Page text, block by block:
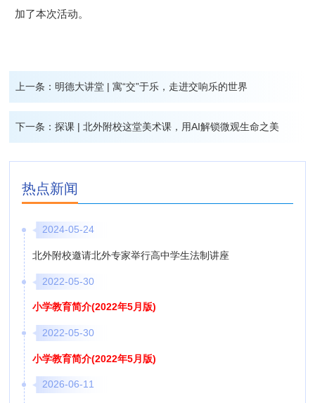
加了本次活动。
上一条： 明德大讲堂 | 寓“交”于乐，走进交响乐的世界
下一条： 探课 | 北外附校这堂美术课，用AI解锁微观生命之美
热点新闻
2024-05-24
北外附校邀请北外专家举行高中学生法制讲座
2022-05-30
小学教育简介(2022年5月版)
2022-05-30
小学教育简介(2022年5月版)
2026-06-11